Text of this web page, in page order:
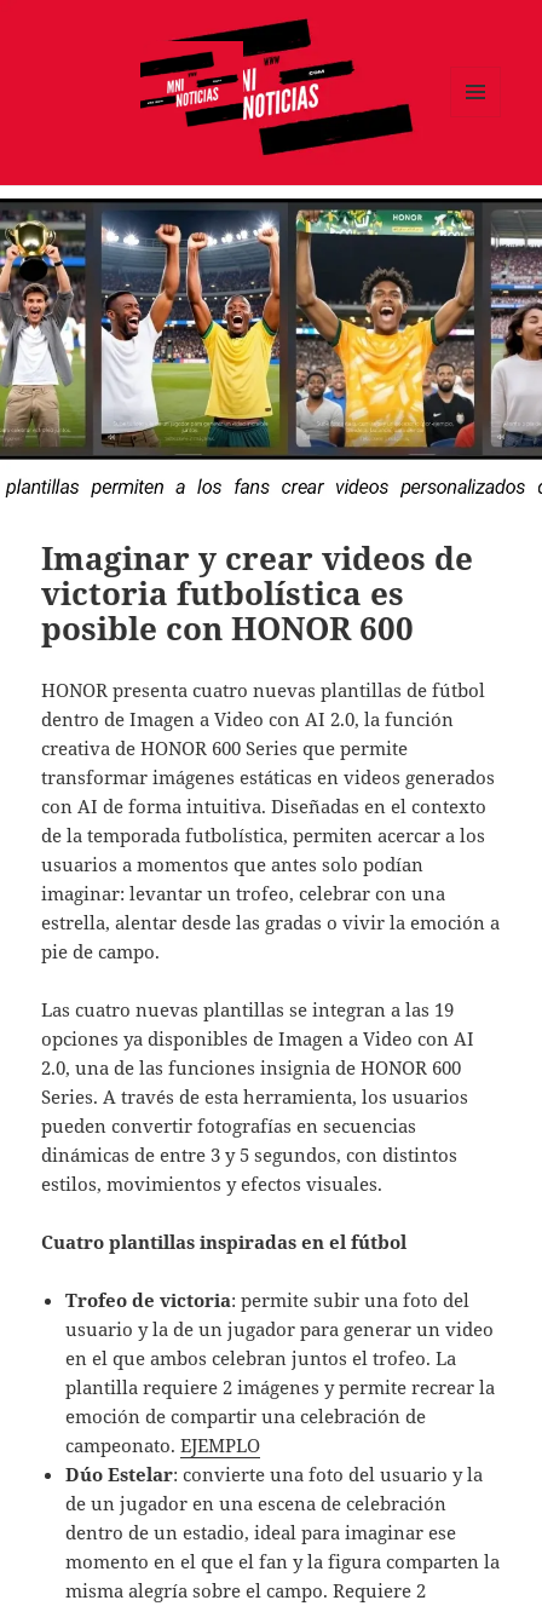
Imaginar y crear videos de
victoria futbolística es
posible con HONOR 600
HONOR presenta cuatro nuevas plantillas de fútbol
dentro de Imagen a Video con AI 2.0, la función
creativa de HONOR 600 Series que permite
transformar imágenes estáticas en videos generados
con AI de forma intuitiva. Diseñadas en el contexto
de la temporada futbolística, permiten acercar a los
usuarios a momentos que antes solo podían
imaginar: levantar un trofeo, celebrar con una
estrella, alentar desde las gradas o vivir la emoción a
pie de campo.
Las cuatro nuevas plantillas se integran a las 19
opciones ya disponibles de Imagen a Video con AI
2.0, una de las funciones insignia de HONOR 600
Series. A través de esta herramienta, los usuarios
pueden convertir fotografías en secuencias
dinámicas de entre 3 y 5 segundos, con distintos
estilos, movimientos y efectos visuales.
Cuatro plantillas inspiradas en el fútbol
Trofeo de victoria: permite subir una foto del
usuario y la de un jugador para generar un video
en el que ambos celebran juntos el trofeo. La
plantilla requiere 2 imágenes y permite recrear la
emoción de compartir una celebración de
campeonato.EJEMPLO
Dúo Estelar: convierte una foto del usuario y la
de un jugador en una escena de celebración
dentro de un estadio, ideal para imaginar ese
momento en el que el fan y la figura comparten la
misma alegría sobre el campo. Requiere 2